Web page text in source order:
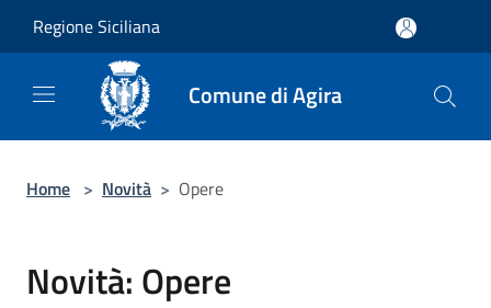
Regione Siciliana
Comune di Agira
Home > Novità > Opere
Novità: Opere